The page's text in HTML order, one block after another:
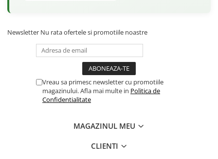
Newsletter Nu rata ofertele si promotiile noastre
Vreau sa primesc newsletter cu promotiile
magazinului. Afla mai multe in Politica de
Confidentialitate
MAGAZINUL MEU
CLIENTI